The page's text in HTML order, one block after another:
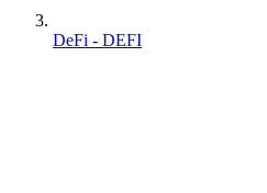
DeFi - DEFI